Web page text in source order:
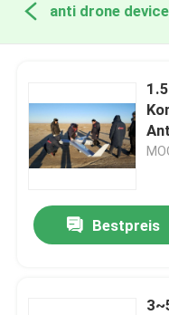
anti drone
Bestpreis